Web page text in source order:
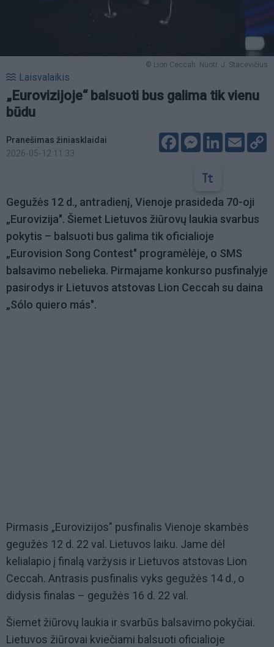
© Lion Ceccah. Nuotr. J. Stacevičius
Laisvalaikis
„Eurovizijoje“ balsuoti bus galima tik vienu
būdu
Pranešimas žiniasklaidai
2026-05-12 11:33
FacebookMessenger
LinkedIn
Email
Gegužės 12 d., antradienį, Vienoje prasideda 70-oji
„Eurovizija". Šiemet Lietuvos žiūrovų laukia svarbus
pokytis – balsuoti bus galima tik oficialioje
„Eurovision Song Contest" programėlėje, o SMS
balsavimo nebelieka. Pirmajame konkurso pusfinalyje
pasirodys ir Lietuvos atstovas Lion Ceccah su daina
„Sólo quiero más".
Pirmasis „Eurovizijos" pusfinalis Vienoje skambės
gegužės 12 d. 22 val. Lietuvos laiku. Jame dėl
kelialapio į finalą varžysis ir Lietuvos atstovas Lion
Ceccah. Antrasis pusfinalis vyks gegužės 14 d., o
didysis finalas – gegužės 16 d. 22 val.
Šiemet žiūrovų laukia ir svarbūs balsavimo pokyčiai.
Lietuvos žiūrovai kviečiami balsuoti oficialioje